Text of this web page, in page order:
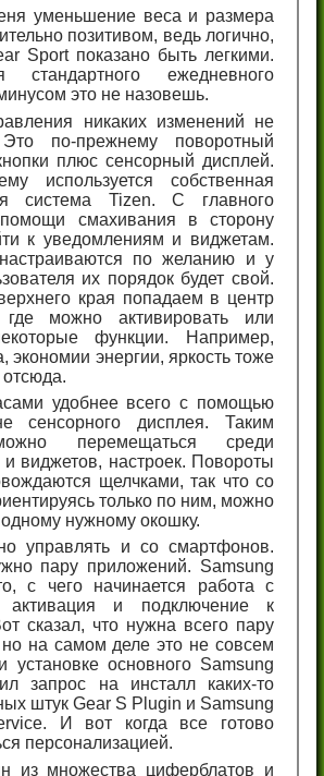
уменьшение веса и размера
позитивом, ведь логично,
Sport показано быть легкими.
ежедневного
это не назовешь.
никаких изменений не
по-прежнему поворотный
плюс сенсорный дисплей.
используется собственная
система Tizen. С главного
смахивания в сторону
к уведомлениям и виджетам.
по желанию и у
их порядок будет свой.
края попадаем в центр
где можно активировать или
функции. Например,
экономии энергии, яркость тоже
отсюда.
удобнее всего с помощью
сенсорного дисплея. Таким
перемещаться среди
виджетов, настроек. Повороты
щелчками, так что со
только по ним, можно
одному нужному окошку.
управлять и со смартфонов.
пару приложений. Samsung
с чего начинается работа с
и подключение к
сказал, что нужна всего пару
на самом деле это не совсем
установке основного Samsung
запрос на инсталл каких-то
штук Gear S Plugin и Samsung
И вот когда все готово
персонализацией.
из множества циферблатов и